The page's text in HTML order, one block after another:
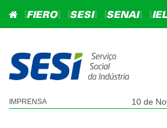
=FIERO= =SESI= =SENAI=
IMPRENSA 10 de